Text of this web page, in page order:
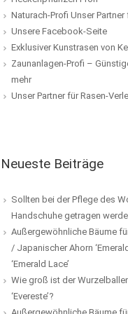
Naturach-Profi Unser
Unsere Facebook-Seite
Exklusiver Kunstrasen von
Zaunanlagen-Profi –
mehr
Unser Partner für Rasen-
Neueste Beiträge
Sollten bei der Pflege des
Handschuhe getragen
Außergewöhnliche Bäume
/ Japanischer Ahorn
‘Emerald Lace’
Wie groß ist der
‘Evereste’?